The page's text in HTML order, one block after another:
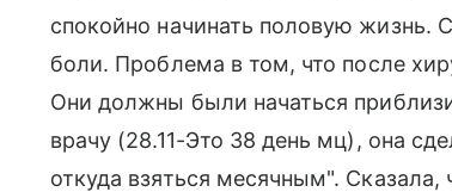
спокойно начинать половую
боли. Проблема в том, что после
Они должны были начаться
врачу (28.11-Это 38 день мц), она
откуда взяться месячным".